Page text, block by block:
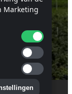
Marketing